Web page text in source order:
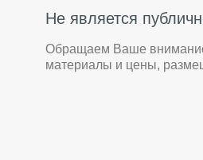
Не является
Обращаем Ваше внимание
материалы и цены,